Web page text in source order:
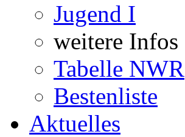
Jugend I
weitere Infos
Tabelle NWR
Bestenliste
Aktuelles